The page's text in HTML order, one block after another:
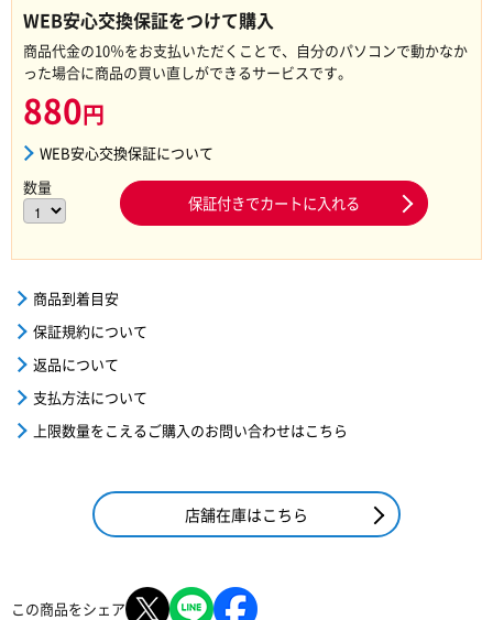
WEB安心交換保証をつけて購入
商品代金の10％をお支払いただくことで、自分のパソコンで動かなか
った場合に商品の買い直しができるサービスです。
880円
WEB安心交換保証について
数量
保証付きでカートに入れる
商品到着目安
保証規約について
返品について
支払方法について
上限数量をこえるご購入のお問い合わせはこちら
店舗在庫はこちら
この商品をシェア